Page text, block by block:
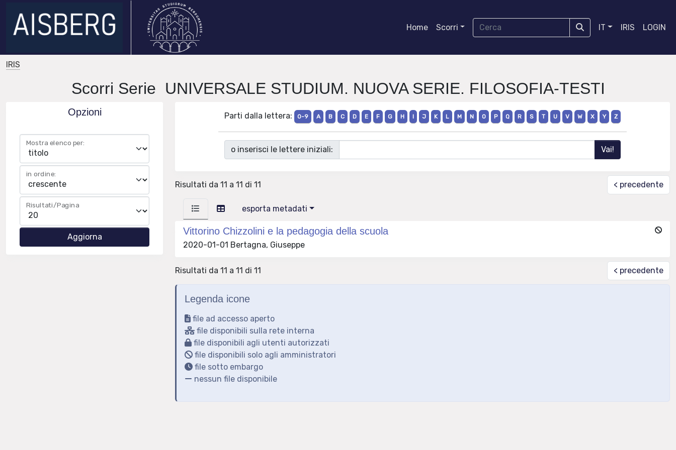
Home Scorri IT IRIS LOGIN
IRIS
Scorri Serie UNIVERSALE STUDIUM. NUOVA SERIE. FILOSOFIA-TESTI
Opzioni
Mostra elenco per:
in ordine:
Risultati/Pagina
Parti dalla lettera: 0-9 A B C D E F G H I J K L M N O P Q R S T U V W X Y Z
o inserisci le lettere iniziali:
Risultati da 11 a 11 di 11 < precedente
esporta metadati
Vittorino Chizzolini e la pedagogia della scuola
2020-01-01 Bertagna, Giuseppe
Risultati da 11 a 11 di 11 < precedente
Legenda icone
file ad accesso aperto
file disponibili sulla rete interna
file disponibili agli utenti autorizzati
file disponibili solo agli amministratori
file sotto embargo
nessun file disponibile